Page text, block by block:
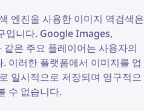
엔진을 사용한 이미지 역검색은
입니다. Google Images,
은 주요 플레이어는 사용자의
이러한 플랫폼에서 이미지를 업
일시적으로 저장되며 영구적으
수 없습니다.